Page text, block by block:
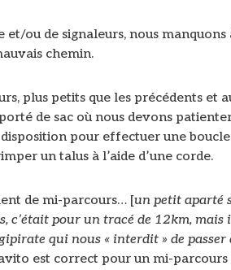
et/ou de signaleurs, nous manquons
chemin.
plus petits que les précédents et
de sac où nous devons
pour effectuer une
un talus à l’aide d’une corde.
de mi-parcours… [un petit aparté
c’était pour un tracé de 12km, mais
qui nous « interdit » de passer
est correct pour un mi-parcours